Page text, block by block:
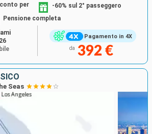
Pagamento in 4X
per
-60% sul 2° passeggero
Pensione completa
da 392 €
Seas